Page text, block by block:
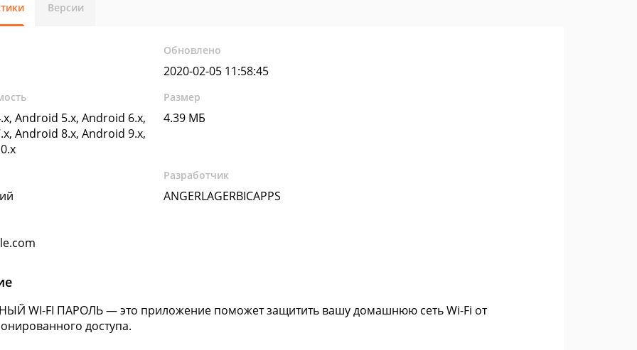
Версии
Обновлено
2020-02-05 11:58:45
Android 5.x, Android 6.x,
Android 8.x, Android 9.x,
Размер
4.39 МБ
Разработчик
ANGERLAGERBICAPPS
WI-FI ПАРОЛЬ — это приложение поможет защитить вашу домашнюю сеть Wi-Fi от
доступа.